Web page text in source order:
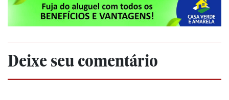
Deixe seu comentário